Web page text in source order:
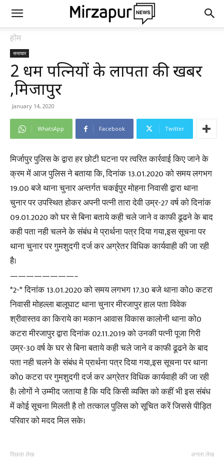
होम
समाचार
2 धर्म पत्नियों के लापता की खबर
,मिर्जापुर
January 14, 2020
WhatsApp Facebook Twitter
मिर्जापुर पुलिस के द्वारा हर छोटी घटना पर त्वरित कार्रवाई किए जाने के
क्रम में आज पुलिस ने बताया कि, दिनांक 13.01.2020 को समय लगभग
19.00 बजे थाना चुनार अन्तर्गत चकईपुर मोहना निवासी द्वारा थाना
चुनार पर उपस्थित होकर अपनी पत्नी तारा देवी उम्र-27 वर्ष को दिनांक
09.01.2020 को घर से बिना बताये कही चले जाने व काफी ढूढने के बाद
कही पता नही चलने के संबंध मे प्रार्थना पत्र दिया गया,इस सूचना पर
थाना चुनार पर गुमशुदगी दर्ज कर अग्रेतर विधिक कार्यवाही की जा रही
है।
————————–
*2-* दिनांक 13.01.2020 को समय लगभग 17.30 बजे थाना को0 कटरा
निवासी मोहल्ला बालूघाट थाना चुनार मीरजापुर हाल पता विवेक
श्रीवास्तव का किराये का मकान आवास विकास कालोनी थाना को0
कटरा मीरजापुर द्वारा दिनांक 02.11.2019 को उनकी पत्नी पूजा गिरी
उम्र-30 वर्ष के घर से बिना बताये कही चले जाने व काफी ढूढने के बाद
पता नही चलने के संबंध मे प्रार्थना पत्र दिया गया,इस सूचना पर थाना
को0 कटरा पर गुमशुदगी दर्ज कर अग्रेतर विधिक कार्यवाही की जा रही
है। लोगों ने उम्मीद जताया है कि यदि किसी व्यक्ति को कहीं भी इस संबंध
में कोई सूचना मिलती है तो तत्काल पुलिस को सूचित करें जिससे पीड़ित
परिवार को मदद मिल सके।
पिछला लेख अगला लेख